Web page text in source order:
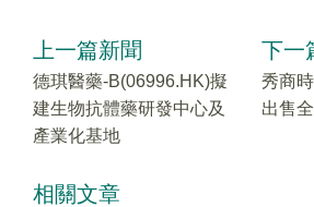
上一篇新聞
德琪醫藥-B(06996.HK)擬
建生物抗體藥研發中心及
產業化基地
下一
秀商
出售
相關文章